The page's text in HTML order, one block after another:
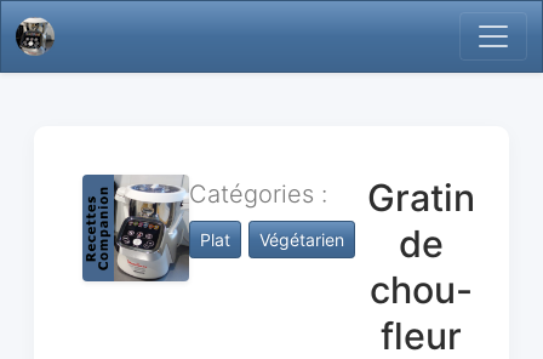
Catégories :
Plat Végétarien
Gratin
de
chou-
fleur